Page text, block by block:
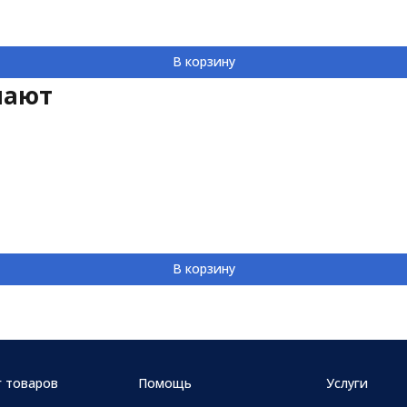
В корзину
В корзину
товаров Помощь Услуги